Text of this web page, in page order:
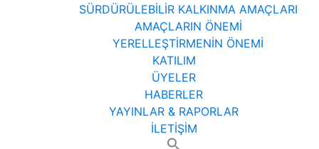
SÜRDÜRÜLEBİLİR KALKINMA AMAÇLARI
AMAÇLARIN ÖNEMİ
YERELLEŞTİRMENİN ÖNEMİ
KATILIM
ÜYELER
HABERLER
YAYINLAR & RAPORLAR
İLETİŞİM